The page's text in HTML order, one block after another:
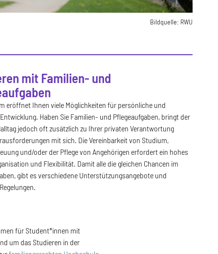
Bildquelle: RWU
mit Familien- und
eröffnet Ihnen viele Möglichkeiten für persönliche und
Haben Sie Familien- und Pflegeaufgaben, bringt der
jedoch oft zusätzlich zu Ihrer privaten Verantwortung
mit sich. Die Vereinbarkeit von Studium,
und/oder der Pflege von Angehörigen erfordert ein hohes
und Flexibilität. Damit alle die gleichen Chancen im
gibt es verschiedene Unterstützungsangebote und
für Student*innen mit
um das Studieren in der